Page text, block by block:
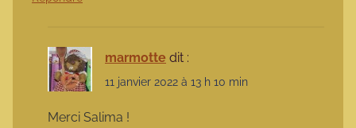
marmotte dit :
11 janvier 2022 à 13 h 10 min
Merci Salima !